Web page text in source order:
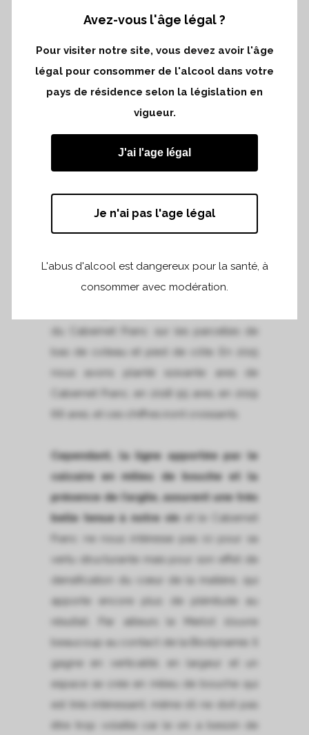
considéré comme le meilleur terroir de la
révéler l’effet cristallin tout à fait
a permis l’augmentation très significative
auxquelles nous constatons chaque
année le très net gain de qualité sur
du Cabernet Franc sur les parcelles de
bas de coteau et pied de côte. En 2015
nous avons planté soixante ares de
Cabernet Franc, en 2018 95 ares, en 2019
66 ares, et ces chiffres iront croissants.
Cependant, la ligne apportée par le
calcaire en milieu de bouche et la
présence de l’argile, assurent une très
belle tenue à notre vin
et le Cabernet
Franc ne nous intéresse pas ici pour sa
vertu structurante mais pour son effet de
densification du cœur de la matière, qui
apporte encore plus de plénitude au
résultat. Par ailleurs le Merlot s’ouvre
beaucoup au contact de la Biodynamie. Il
gagne en verticalité, en largeur et un
espace se crée en milieu de bouche qui
est très intéressant, même s’il ne doit pas
être trop volatile car le vin a besoin de
Avez-vous l'âge légal ?
Pour visiter notre site, vous devez avoir l'âge
légal pour consommer de l'alcool dans votre
pays de résidence selon la législation en
vigueur.
J'ai l'age légal
Je n'ai pas l'age légal
L'abus d'alcool est dangereux pour la santé, à
consommer avec modération.